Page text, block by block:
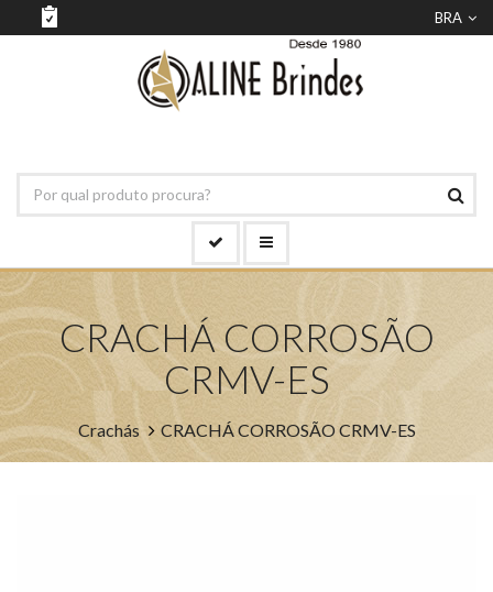
BRA
CRACHÁ CORROSÃO
CRMV-ES
Crachás CRACHÁ CORROSÃO CRMV-ES